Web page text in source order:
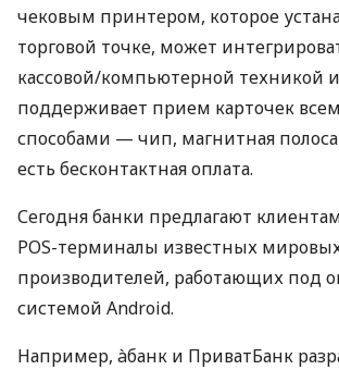
чековым принтером, которое
торговой точке, может
кассовой/компьютерной техникой и
поддерживает прием карточек
способами — чип, магнитная полоса
есть бесконтактная оплата.
Сегодня банки предлагают
POS-терминалы известных
производителей, работающих под
системой Android.
Например, àбанк и ПриватБанк